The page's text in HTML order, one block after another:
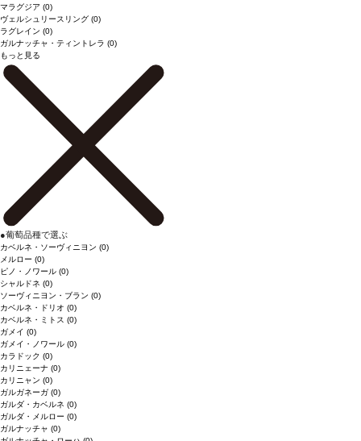
マラグジア (0)
ヴェルシュリースリング (0)
ラグレイン (0)
ガルナッチャ・ティントレラ (0)
もっと見る
●葡萄品種で選ぶ
カベルネ・ソーヴィニヨン (0)
メルロー (0)
ピノ・ノワール (0)
シャルドネ (0)
ソーヴィニヨン・ブラン (0)
カベルネ・ドリオ (0)
カベルネ・ミトス (0)
ガメイ (0)
ガメイ・ノワール (0)
カラドック (0)
カリニェーナ (0)
カリニャン (0)
ガルガネーガ (0)
ガルダ・カベルネ (0)
ガルダ・メルロー (0)
ガルナッチャ (0)